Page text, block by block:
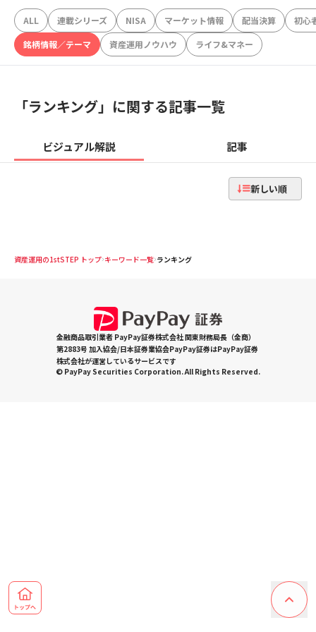
ALL 連載シリーズ NISA マーケット情報 配当決算
初心
銘柄情報／テーマ
資産運用ノウハウ ライフ&マネー
「ランキング」に関する記事一覧
ビジュアル解説 記事
新しい順
資産運用の1stSTEP トップ キーワード一覧 ランキング
金融商品取引業者 PayPay証券株式会社 関東財務局長（金商）
第2883号 加入協会/日本証券業協会PayPay証券はPayPay証券
株式会社が運営しているサービスです
© PayPay Securities Corporation. All Rights Reserved.